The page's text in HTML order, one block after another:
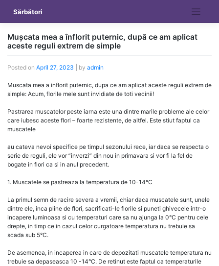
content
Sărbători
Mușcata mea a înflorit puternic, după ce am aplicat
aceste reguli extrem de simple
Posted on April 27, 2023 by admin
Muscata mea a inflorit puternic, dupa ce am aplicat aceste reguli extrem de
simple: Acum, florile mele sunt invidiate de toti vecinii!
Pastrarea muscatelor peste iarna este una dintre marile probleme ale celor
care iubesc aceste flori – foarte rezistente, de altfel. Este stiut faptul ca
muscatele
au cateva nevoi specifice pe timpul sezonului rece, iar daca se respecta o
serie de reguli, ele vor ”inverzi” din nou in primavara si vor fi la fel de
bogate in flori ca si in anul precedent.
1. Muscatele se pastreaza la temperatura de 10-14°C
La primul semn de racire severa a vremii, chiar daca muscatele sunt, unele
dintre ele, inca pline de flori, sacrificati-le florile si puneti ghivecele intr-o
incapere luminoasa si cu temperaturi care sa nu ajunga la 0°C pentru cele
drepte, in timp ce in cazul celor curgatoare temperatura nu trebuie sa
scada sub 5°C.
De asemenea, in incaperea in care de depozitati muscatele temperatura nu
trebuie sa depaseasca 10 -14°C. De retinut este faptul ca temperaturile